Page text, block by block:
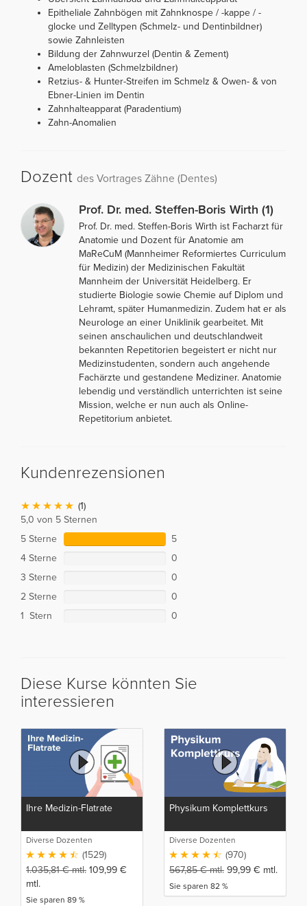
Epitheliale Zahnbögen mit Zahnknospe / -kappe / -
glocke und Zelltypen (Schmelz- und Dentinbildner)
sowie Zahnleisten
Bildung der Zahnwurzel (Dentin & Zement)
Ameloblasten (Schmelzbildner)
Retzius- & Hunter-Streifen im Schmelz & Owen- & von
Ebner-Linien im Dentin
Zahnhalteapparat (Paradentium)
Zahn-Anomalien
Dozent des Vortrages Zähne (Dentes)
Prof. Dr. med. Steffen-Boris Wirth (1)
Prof. Dr. med. Steffen-Boris Wirth ist Facharzt für
Anatomie und Dozent für Anatomie am
MaReCuM (Mannheimer Reformiertes Curriculum
für Medizin) der Medizinischen Fakultät
Mannheim der Universität Heidelberg. Er
studierte Biologie sowie Chemie auf Diplom und
Lehramt, später Humanmedizin. Zudem hat er als
Neurologe an einer Uniklinik gearbeitet. Mit
seinen anschaulichen und deutschlandweit
bekannten Repetitorien begeistert er nicht nur
Medizinstudenten, sondern auch angehende
Fachärzte und gestandene Mediziner. Anatomie
lebendig und verständlich unterrichten ist seine
Mission, welche er nun auch als Online-
Repetitorium anbietet.
Kundenrezensionen
(1)
5,0 von 5 Sternen
5 Sterne
5
4 Sterne
0
3 Sterne
0
2 Sterne
0
1 Stern
0
Diese Kurse könnten Sie
interessieren
Ihre Medizin-Flatrate
Diverse Dozenten
(1529)
1.035,81€mtl. 109,99 €
mtl.
Sie sparen 89 %
Physikum Komplettkurs
Diverse Dozenten
(970)
567,85€mtl. 99,99 € mtl.
Sie sparen 82 %